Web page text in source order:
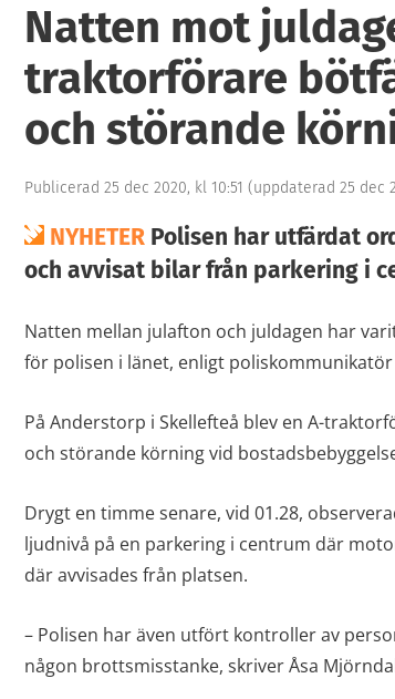
Natten mot
traktorförare
och störande
Publicerad 25 dec 2020, kl 10:51 (uppdaterad 25 dec
NYHETERPolisen har utfärdat
och avvisat bilar från parkering i
Natten mellan julafton och juldagen har
för polisen i länet, enligt
På Anderstorp i Skellefteå blev en A-
och störande körning vid
Drygt en timme senare, vid 01.28,
ljudnivå på en parkering i centrum där
där avvisades från platsen.
– Polisen har även utfört kontroller av
någon brottsmisstanke, skriver Åsa